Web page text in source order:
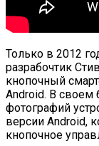
Только в 2012
разрабочтик
кнопочный
Android. В своем
фотографий
версии Android,
кнопочное